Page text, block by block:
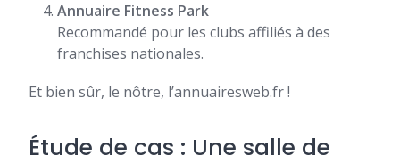
Annuaire Fitness Park
Recommandé pour les clubs affiliés à des
franchises nationales.
Et bien sûr, le nôtre, l’annuairesweb.fr !
Étude de cas : Une salle de